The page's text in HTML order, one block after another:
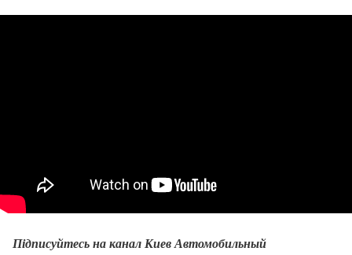
Підписуйтесь на канал Киев Автомобильный